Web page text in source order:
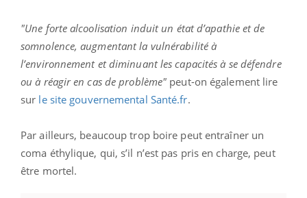
"Une forte alcoolisation induit un état d’apathie et de
somnolence, augmentant la vulnérabilité à
l’environnement et diminuant les capacités à se défendre
ou à réagir en cas de problème" peut-on également lire
sur le site gouvernemental Santé.fr.
Par ailleurs, beaucoup trop boire peut entraîner un
coma éthylique, qui, s’il n’est pas pris en charge, peut
être mortel.